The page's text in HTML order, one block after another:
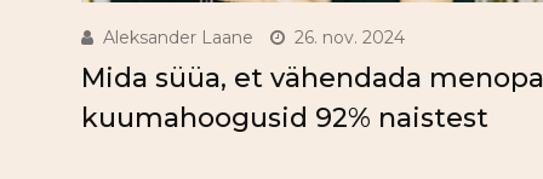
Aleksander Laane 26. nov. 2024
Mida süüa, et vähendada
kuumahoogusid 92% naistest